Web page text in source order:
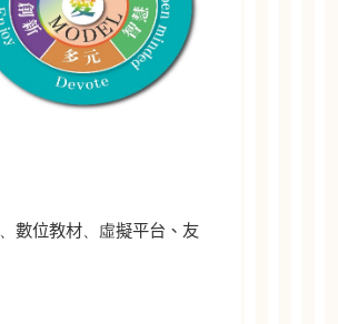
、 數位教材、虛擬平台、友